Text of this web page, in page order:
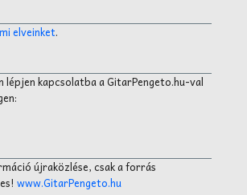
elveinket.
lépjen kapcsolatba a GitarPengeto.hu-val
újraközlése, csak a forrás
www.GitarPengeto.hu